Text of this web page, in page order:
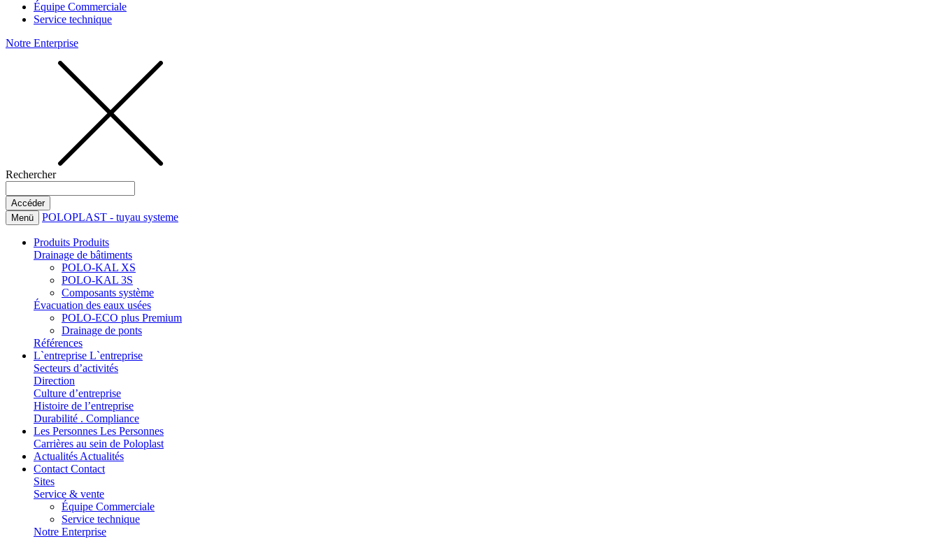
Équipe Commerciale
Service technique
Notre Enterprise
Rechercher
Menü POLOPLAST - tuyau systeme
Produits Produits
Drainage de bâtiments
POLO-KAL XS
POLO-KAL 3S
Composants système
Évacuation des eaux usées
POLO-ECO plus Premium
Drainage de ponts
Références
L`entreprise L`entreprise
Secteurs d’activités
Direction
Culture d’entreprise
Histoire de l’entreprise
Durabilité . Compliance
Les Personnes Les Personnes
Carrières au sein de Poloplast
Actualités Actualités
Contact Contact
Sites
Service & vente
Équipe Commerciale
Service technique
Notre Enterprise